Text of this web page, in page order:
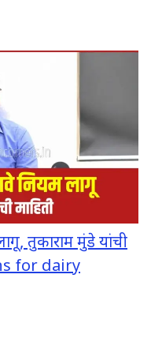
तुकाराम मुंडे यांची
for dairy